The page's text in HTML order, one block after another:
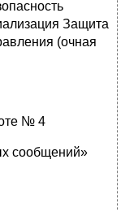
Защита
(очная
№ 4
сообщений»